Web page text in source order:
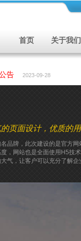
首页 关于我们
告 2023-09-28
面设计，优质的用
品牌，此次建设的是官方
，网站也是全面使用H5
气，让客户可以充分了解